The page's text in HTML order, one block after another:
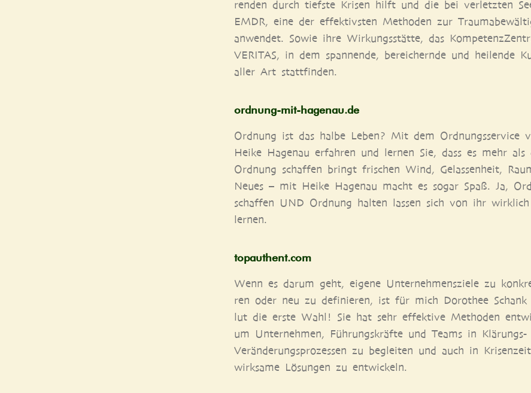
ren­den durch tiefs­te Kri­sen hilft und die bei ver­letz­ten
EMDR, eine der effek­tivs­ten Metho­den zur
anwen­det. Sowie ihre Wir­kungs­stät­te, das
VERITAS, in dem span­nen­de, berei­chern­de und hei­len­de
aller Art stattfinden.
ord​nung​-mit​-hage​nau​.de
Ord­nung ist das hal­be Leben? Mit dem Ord­nungs­ser­vice
Hei­ke Hage­nau erfah­ren und ler­nen Sie, dass es mehr als
Ord­nung schaf­fen bringt fri­schen Wind, Gelas­sen­heit,
Neu­es – mit Hei­ke Hage­nau macht es sogar Spaß. Ja,
schaf­fen UND Ord­nung hal­ten las­sen sich von ihr wirk­lich
lernen.
topau​thent​.com
Wenn es dar­um geht, eige­ne Unter­neh­mens­zie­le zu
ren oder neu zu defi­nie­ren, ist für mich Doro­thee
lut die ers­te Wahl! Sie hat sehr effek­ti­ve Metho­den
um Unter­neh­men, Füh­rungs­kräf­te und Teams in Klä­rungs-
Ver­än­de­rungs­pro­zes­sen zu beglei­ten und auch in
wirk­sa­me Lösun­gen zu entwickeln.